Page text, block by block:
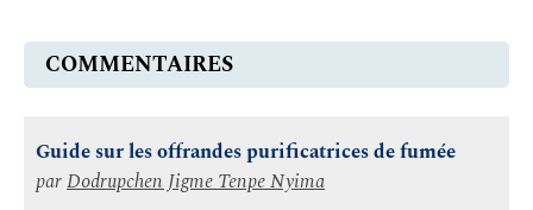
COMMENTAIRES
Guide sur les offrandes purificatrices de fumée
parDodrupchen Jigme Tenpe Nyima